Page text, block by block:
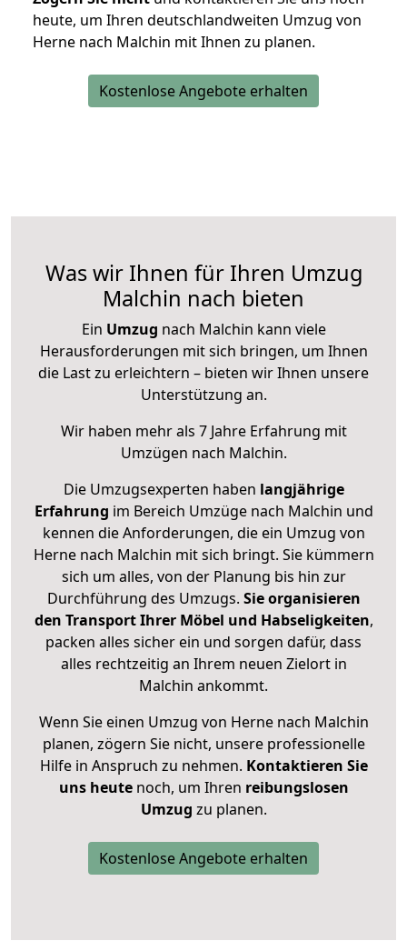
heute, um Ihren deutschlandweiten Umzug von
Herne nach Malchin mit Ihnen zu planen.
Kostenlose Angebote erhalten
Was wir Ihnen für Ihren Umzug
Malchin nach bieten
Ein Umzug nach Malchin kann viele
Herausforderungen mit sich bringen, um Ihnen
die Last zu erleichtern – bieten wir Ihnen unsere
Unterstützung an.
Wir haben mehr als 7 Jahre Erfahrung mit
Umzügen nach Malchin.
Die Umzugsexperten haben langjährige
Erfahrung im Bereich Umzüge nach Malchin und
kennen die Anforderungen, die ein Umzug von
Herne nach Malchin mit sich bringt. Sie kümmern
sich um alles, von der Planung bis hin zur
Durchführung des Umzugs. Sie organisieren
den Transport Ihrer Möbel und Habseligkeiten,
packen alles sicher ein und sorgen dafür, dass
alles rechtzeitig an Ihrem neuen Zielort in
Malchin ankommt.
Wenn Sie einen Umzug von Herne nach Malchin
planen, zögern Sie nicht, unsere professionelle
Hilfe in Anspruch zu nehmen. Kontaktieren Sie
uns heutenoch, um Ihren reibungslosen
Umzug zu planen.
Kostenlose Angebote erhalten